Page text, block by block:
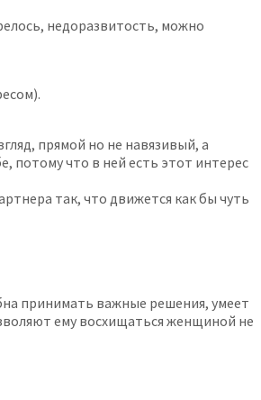
недоразвитость, можно
прямой но не навязивый, а
потому что в ней есть этот интерес
так, что движется как бы чуть
принимать важные решения, умеет
ему восхищаться женщиной не